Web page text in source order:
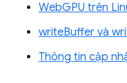
WebGPU trên
writeBuffer và
Thông tin cập